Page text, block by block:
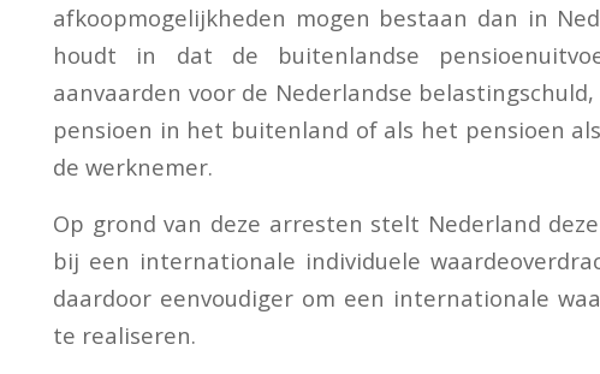
afkoopmogelijkheden mogen bestaan dan in
houdt in dat de buitenlandse
aanvaarden voor de Nederlandse
pensioen in het buitenland of als het pensioen
de werknemer.
Op grond van deze arresten stelt Nederland
bij een internationale individuele
daardoor eenvoudiger om een internationale
te realiseren.